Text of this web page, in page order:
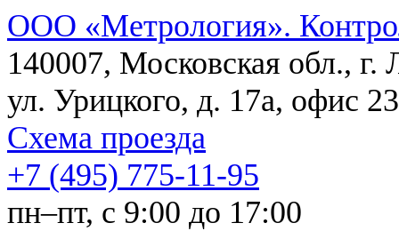
ООО «Метрология».
140007, Московская обл.,
ул. Урицкого, д. 17а, офис
Схема проезда
+7 (495) 775-11-95
пн–пт, c 9:00 до 17:00